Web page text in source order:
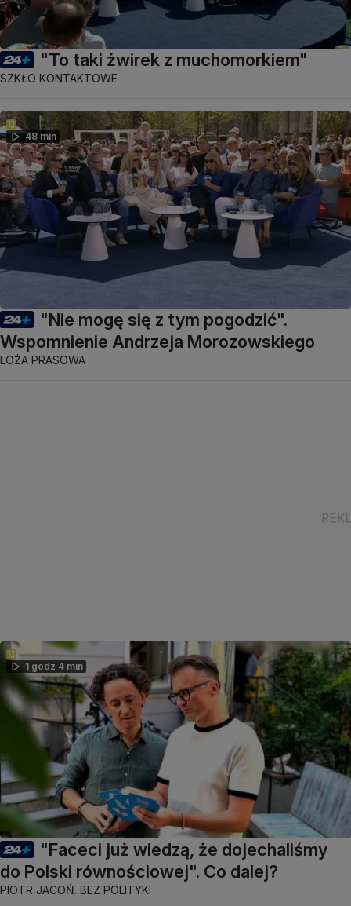
"To taki żwirek z muchomorkiem"
SZKŁO KONTAKTOWE
48 min
"Nie mogę się z tym pogodzić".
Wspomnienie Andrzeja Morozowskiego
LOŻA PRASOWA
1 godz 4 min
"Faceci już wiedzą, że dojechaliśmy
do Polski równościowej". Co dalej?
PIOTR JACOŃ. BEZ POLITYKI